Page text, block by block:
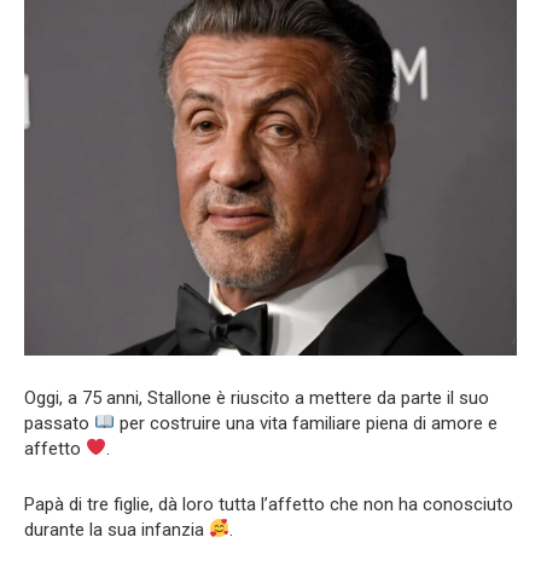
Oggi, a 75 anni, Stallone è riuscito a mettere da parte il suo
passato
per costruire una vita familiare piena di amore e
affetto
.
Papà di tre figlie, dà loro tutta l’affetto che non ha conosciuto
durante la sua infanzia
.